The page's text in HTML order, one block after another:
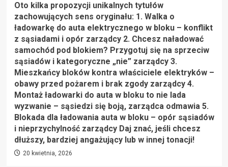
Oto kilka propozycji unikalnych tytułów
zachowujących sens oryginału: 1. Walka o
ładowarkę do auta elektrycznego w bloku – konflikt
z sąsiadami i opór zarządcy 2. Chcesz naładować
samochód pod blokiem? Przygotuj się na sprzeciw
sąsiadów i kategoryczne „nie” zarządcy 3.
Mieszkańcy bloków kontra właściciele elektryków –
obawy przed pożarem i brak zgody zarządcy 4.
Montaż ładowarki do auta w bloku to nie lada
wyzwanie – sąsiedzi się boją, zarządca odmawia 5.
Blokada dla ładowania auta w bloku – opór sąsiadów
i nieprzychylność zarządcy Daj znać, jeśli chcesz
dłuższy, bardziej angażujący lub w innej tonacji!
20 kwietnia, 2026